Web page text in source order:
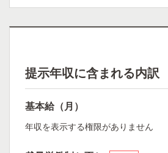
提示年収に含まれる内訳
基本給（月）
年収を表示する権限がありません